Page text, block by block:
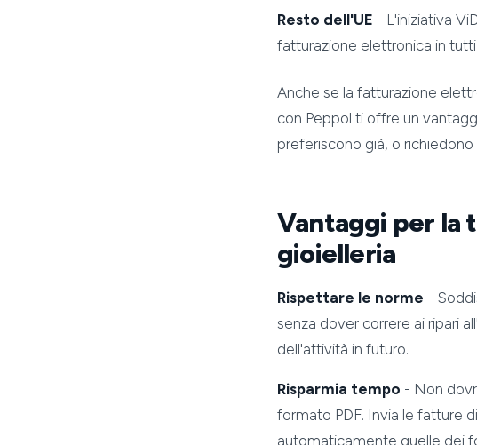
Resto dell'UE - L'iniziativa
fatturazione elettronica in
Anche se la fatturazione
con Peppol ti offre un
preferiscono già, o
Vantaggi per la
gioielleria
Rispettare le norme -
senza dover correre ai ripari
dell'attività in futuro.
Risparmia tempo - Non
formato PDF. Invia le fatture
automaticamente quelle dei